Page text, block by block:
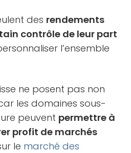
des rendements
contrôle de leur part
l’ensemble
ne posent pas non
les domaines sous-
peuvent permettre à
profit de marchés
le marché des